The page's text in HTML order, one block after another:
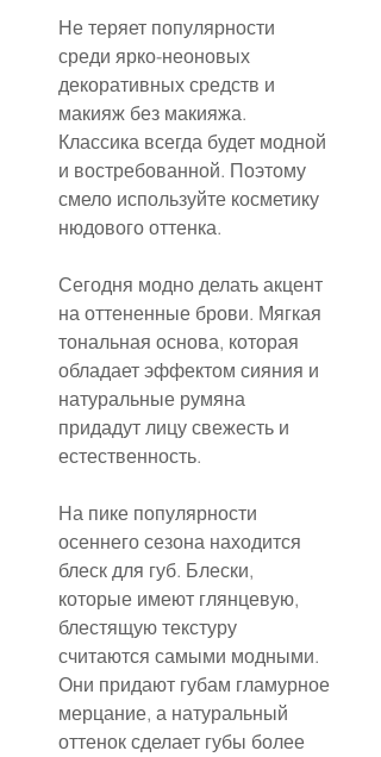
Не теряет популярности
среди ярко-неоновых
декоративных средств и
макияж без макияжа.
Классика всегда будет модной
и востребованной. Поэтому
смело используйте косметику
нюдового оттенка.
Сегодня модно делать акцент
на оттененные брови. Мягкая
тональная основа, которая
обладает эффектом сияния и
натуральные румяна
придадут лицу свежесть и
естественность.
На пике популярности
осеннего сезона находится
блеск для губ. Блески,
которые имеют глянцевую,
блестящую текстуру
считаются самыми модными.
Они придают губам гламурное
мерцание, а натуральный
оттенок сделает губы более